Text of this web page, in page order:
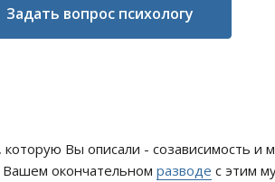
Задать вопрос психологу
Вы описали - созависимость и
окончательном разводе с этим